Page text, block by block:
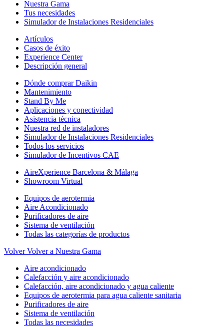
Nuestra Gama
Tus necesidades
Simulador de Instalaciones Residenciales
Artículos
Casos de éxito
Experience Center
Descripción general
Dónde comprar Daikin
Mantenimiento
Stand By Me
Aplicaciones y conectividad
Asistencia técnica
Nuestra red de instaladores
Simulador de Instalaciones Residenciales
Todos los servicios
Simulador de Incentivos CAE
AireXperience Barcelona & Málaga
Showroom Virtual
Equipos de aerotermia
Aire Acondicionado
Purificadores de aire
Sistema de ventilación
Todas las categorías de productos
Volver Volver a Nuestra Gama
Aire acondicionado
Calefacción y aire acondicionado
Calefacción, aire acondicionado y agua caliente
Equipos de aerotermia para agua caliente sanitaria
Purificadores de aire
Sistema de ventilación
Todas las necesidades